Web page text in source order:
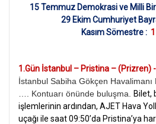
15 Temmuz Demokrasi ve Milli
29 Ekim Cumhuriyet
Kasım Sömestre :
1.Gün İstanbul – Pristina – (Prizren)
İstanbul Sabiha Gökçen Havalimanı
…. Kontuarı önünde buluşma.
Bilet,
işlemlerinin ardından, AJET Hava
uçağı ile saat 09:50’da Pristina’ya